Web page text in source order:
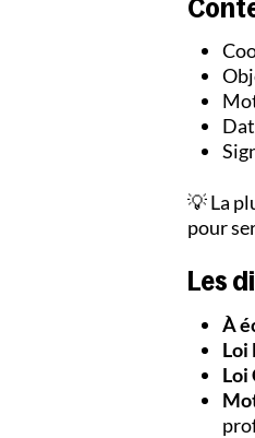
💡 La
pour
Les
À
Loi
Loi